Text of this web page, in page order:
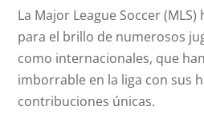
La Major League Soccer
para el brillo de numerosos
como internacionales, que
imborrable en la liga con sus
contribuciones únicas.